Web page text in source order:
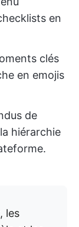
en
clés
en emojis
de
hiérarchie
les